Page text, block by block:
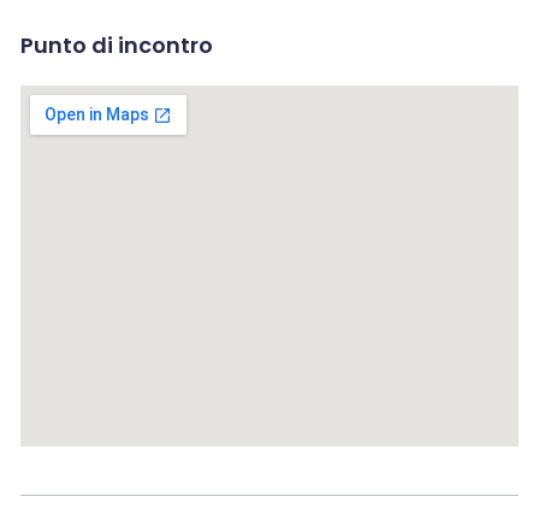
Punto di incontro
Send Message to Seller
Your name*